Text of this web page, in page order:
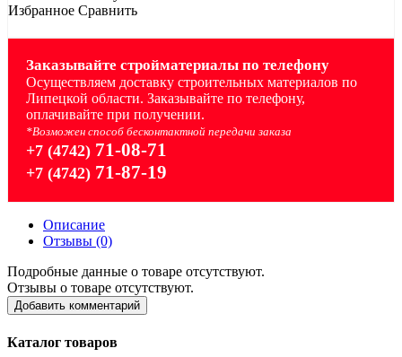
Избранное Сравнить
Заказывайте стройматериалы по телефону
Осуществляем доставку строительных материалов по
Липецкой области. Заказывайте по телефону,
оплачивайте при получении.
*Возможен способ бесконтактной передачи заказа
+7 (4742) 71-08-71
+7 (4742) 71-87-19
Описание
Отзывы (0)
Подробные данные о товаре отсутствуют.
Отзывы о товаре отсутствуют.
Добавить комментарий
Каталог товаров